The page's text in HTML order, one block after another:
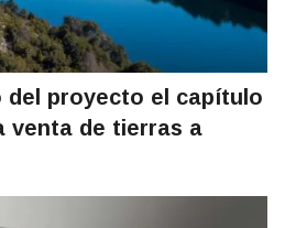
del proyecto el capítulo
venta de tierras a